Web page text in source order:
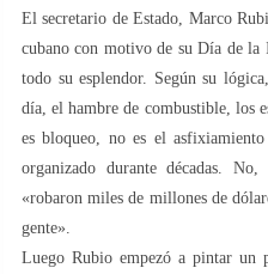
El secretario de Estado, Marco
cubano con motivo de su Día de la
todo su esplendor. Según su
día, el hambre de combustible, los
es bloqueo, no es el
organizado durante décadas.
«robaron miles de millones de
gente».
Luego Rubio empezó a pintar un